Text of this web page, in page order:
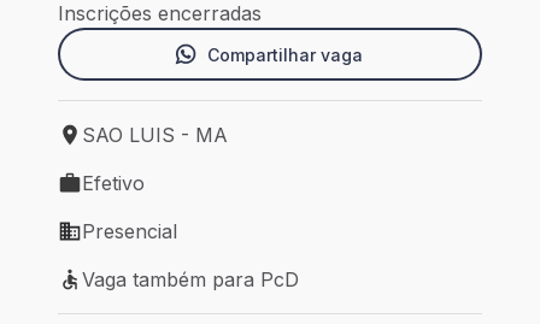
Inscrições encerradas
Compartilhar vaga
Local de trabalho: SAO LUIS - MA
SAO LUIS - MA
Tipo de vaga: Efetivo
Efetivo
Modelo de trabalho: Presencial
Presencial
Vaga também para PcD
Vaga também para PcD